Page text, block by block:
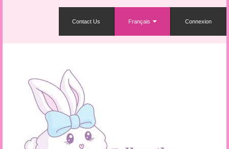
Connexion
Français
Contact Us